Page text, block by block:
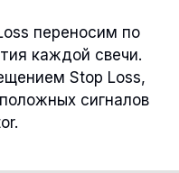
переносим по
каждой свечи.
Stop Loss,
сигналов